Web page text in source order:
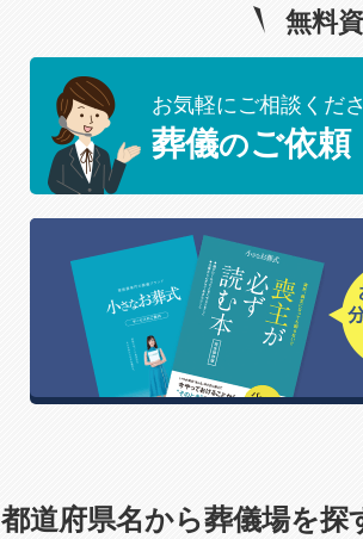
無料
お気軽にご相談くだ
葬儀のご依
都道府県名から葬儀場を探